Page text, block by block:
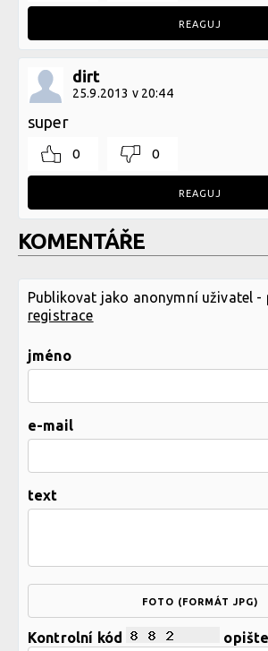
REAGUJ
dirt
25.9.2013 v 20:44
super
0 0
REAGUJ
KOMENTÁŘE
Publikovat jako anonymní uživatel -
registrace
jméno
e-mail
text
FOTO (FORMÁT JPG)
Kontrolní kód